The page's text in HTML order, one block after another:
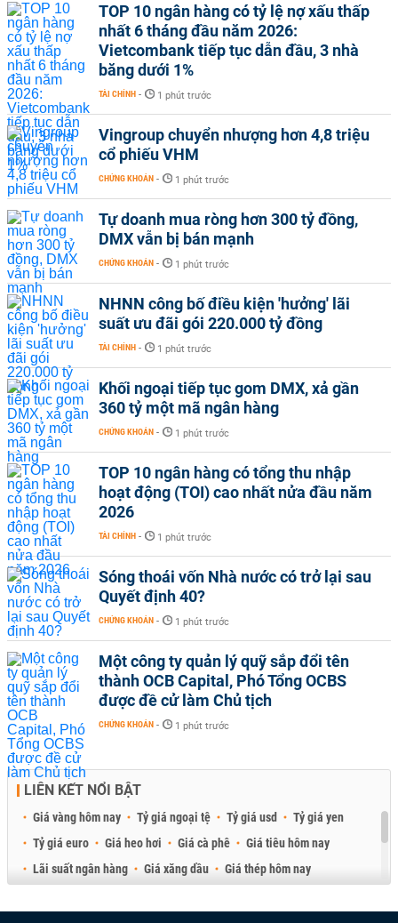
TOP 10 ngân hàng có tỷ lệ nợ xấu thấp
nhất 6 tháng đầu năm 2026:
Vietcombank tiếp tục dẫn đầu, 3 nhà
băng dưới 1%
TÀI CHÍNH - 1 phút trước
Vingroup chuyển nhượng hơn 4,8 triệu
cổ phiếu VHM
CHỨNG KHOÁN - 1 phút trước
Tự doanh mua ròng hơn 300 tỷ đồng,
DMX vẫn bị bán mạnh
CHỨNG KHOÁN - 1 phút trước
NHNN công bố điều kiện 'hưởng' lãi
suất ưu đãi gói 220.000 tỷ đồng
TÀI CHÍNH - 1 phút trước
Khối ngoại tiếp tục gom DMX, xả gần
360 tỷ một mã ngân hàng
CHỨNG KHOÁN - 1 phút trước
TOP 10 ngân hàng có tổng thu nhập
hoạt động (TOI) cao nhất nửa đầu năm
2026
TÀI CHÍNH - 1 phút trước
Sóng thoái vốn Nhà nước có trở lại sau
Quyết định 40?
CHỨNG KHOÁN - 1 phút trước
Một công ty quản lý quỹ sắp đổi tên
thành OCB Capital, Phó Tổng OCBS
được đề cử làm Chủ tịch
CHỨNG KHOÁN - 1 phút trước
LIÊN KẾT NỔI BẬT
Giá vàng hôm nay Tỷ giá ngoại tệ Tỷ giá usd
Tỷ giá yen
Tỷ giá euro
Giá heo hơi Giá cà phê
Giá tiêu hôm nay
Lãi suất ngân hàng
Giá xăng dầu
Giá thép hôm nay